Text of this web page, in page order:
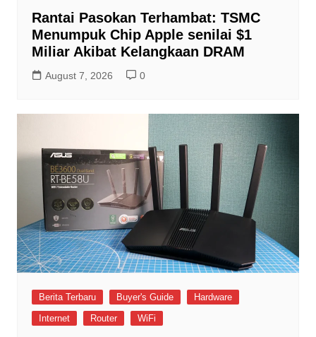
Rantai Pasokan Terhambat: TSMC
Menumpuk Chip Apple senilai $1
Miliar Akibat Kelangkaan DRAM
August 7, 2026 0
Berita Terbaru Buyer's Guide
Hardware
Internet
Router WiFi